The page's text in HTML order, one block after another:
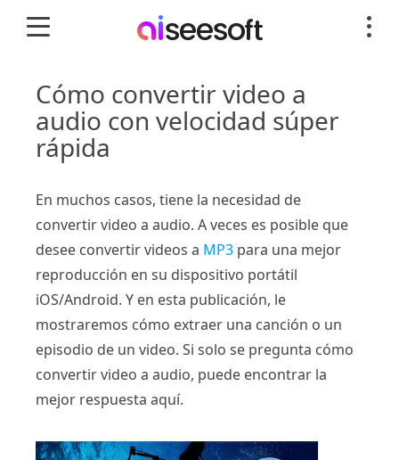
Cómo convertir video a
audio con velocidad súper
rápida
En muchos casos, tiene la necesidad de
convertir video a audio. A veces es posible que
desee convertir videos a MP3 para una mejor
reproducción en su dispositivo portátil
iOS/Android. Y en esta publicación, le
mostraremos cómo extraer una canción o un
episodio de un video. Si solo se pregunta cómo
convertir video a audio, puede encontrar la
mejor respuesta aquí.